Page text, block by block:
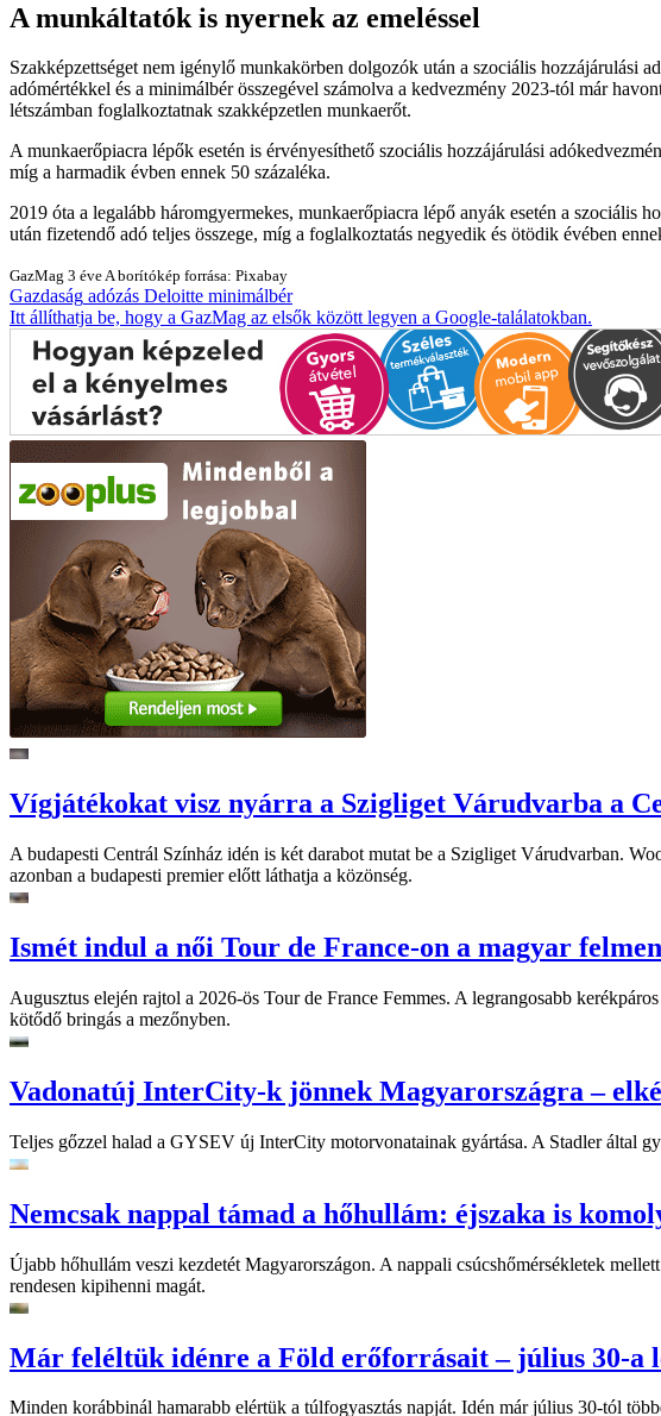
A munkáltatók is nyernek az emeléssel
Szakképzettséget nem igénylő munkakörben dolgozók után a szociális hozzájárulási
adómértékkel és a minimálbér összegével számolva a kedvezmény 2023-tól már
létszámban foglalkoztatnak szakképzetlen munkaerőt.
A munkaerőpiacra lépők esetén is érvényesíthető szociális hozzájárulási
míg a harmadik évben ennek 50 százaléka.
2019 óta a legalább háromgyermekes, munkaerőpiacra lépő anyák esetén a szociális
után fizetendő adó teljes összege, míg a foglalkoztatás negyedik és ötödik évében
GazMag 3 éveA borítókép forrása: Pixabay
Gazdaság adózás Deloitte minimálbér
Itt állíthatja be, hogy a GazMag az elsők között legyen a Google-találatokban.
Vígjátékokat visz nyárra a Szigliget Várudvarba a
A budapesti Centrál Színház idén is két darabot mutat be a Szigliget Várudvarban.
azonban a budapesti premier előtt láthatja a közönség.
Ismét indul a női Tour de France-on a magyar
Augusztus elején rajtol a 2026-ös Tour de France Femmes. A legrangosabb
kötődő bringás a mezőnyben.
Vadonatúj InterCity-k jönnek Magyarországra –
Teljes gőzzel halad a GYSEV új InterCity motorvonatainak gyártása. A Stadler által
Nemcsak nappal támad a hőhullám: éjszaka is
Újabb hőhullám veszi kezdetét Magyarországon. A nappali csúcshőmérsékletek
rendesen kipihenni magát.
Már feléltük idénre a Föld erőforrásait – július 30-a
Minden korábbinál hamarabb elértük a túlfogyasztás napját. Idén már július 30-tól